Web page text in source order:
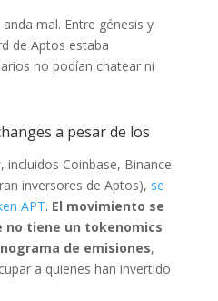
mal. Entre génesis y
de Aptos estaba
no podían chatear ni
a pesar de los
, incluidos Coinbase, Binance
inversores de Aptos), se
APT. El movimiento se
no tiene un tokenomics
de emisiones,
a quienes han invertido